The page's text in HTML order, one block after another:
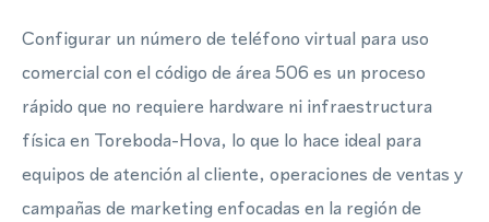
Configurar un número de teléfono virtual para uso
comercial con el código de área 506 es un proceso
rápido que no requiere hardware ni infraestructura
física en Toreboda-Hova, lo que lo hace ideal para
equipos de atención al cliente, operaciones de ventas y
campañas de marketing enfocadas en la región de